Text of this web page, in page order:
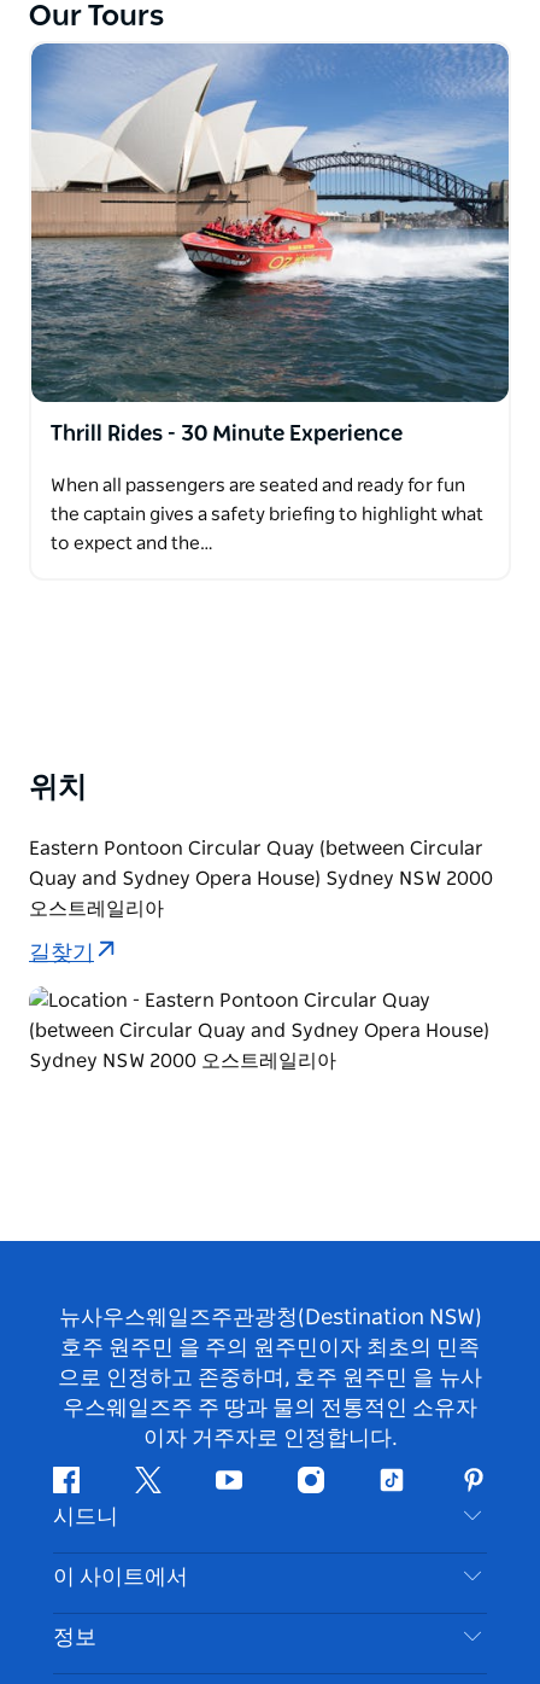
선상에는 신나는 음악과 최첨단 카메라가 설치되어 있어
멋진 사진과 영상을 촬영할 수 있으며 (현장 구매 가능) 시
드니 현지인 선장들이 짜릿한 스릴을 선사하는 것은 물론
시드니에 대한 흥미로운 정보도 제공해 드립니다!
진정한 재미를 만끽하고 싶다면 유명한 레드 샤크 보트에
올라타 놀라운 모험을 떠나보세요! 30분 동안 펼쳐지는
유명한 레드 샤크 스릴 라이드는 단순한 탑승이 아닌 잊지
못할 경험이 될 것입니다!
Our Tours
Thrill Rides - 30 Minute Experience
When all passengers are seated and ready for fun
the captain gives a safety briefing to highlight what
to expect and the…
위치
Eastern Pontoon Circular Quay (between Circular
Quay and Sydney Opera House) Sydney NSW 2000
오스트레일리아
길찾기
뉴사우스웨일즈주관광청(Destination NSW)
호주 원주민 을 주의 원주민이자 최초의 민족
으로 인정하고 존중하며, 호주 원주민 을 뉴사
우스웨일즈주 주 땅과 물의 전통적인 소유자
이자 거주자로 인정합니다.
페
이
스
북
지
귀
다
유
브
인
타
램
틱
핀
터
레
스
트
시드니
문의하기
부인 성명
이 사이트에서
목적지
할 일
정보